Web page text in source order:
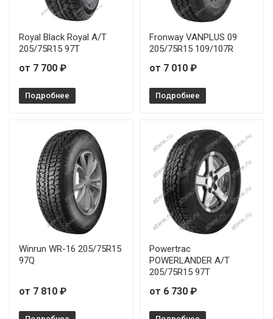
Ilink L-Grip66 185/70R14 88H
Ilink L-Grip66 195/50R15 82V
Ilink L-Grip66 195/55R16 87V
Ilink L-Grip66 195/60R15 88V
Ilink L-Grip66 195/60R16 89H
Ilink L-Grip66 195/65R14 89H
Ilink L-Grip66 195/65R15 91V
Ilink L-Grip66 205/55R15 88V
Ilink L-Grip66 205/55R16 91V
Royal Black Royal A/T
205/75R15 97T
от 7 700 ₽
Подробнее
Fronway VANPLUS 09
205/75R15 109/107R
от 7 010 ₽
Подробнее
Winrun WR-16 205/75R15
97Q
от 7 810 ₽
Powertrac
POWERLANDER A/T
205/75R15 97T
от 6 730 ₽